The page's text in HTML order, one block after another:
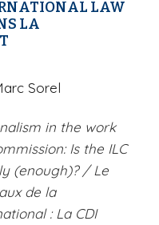
LAW
LA
Sorel
in the work
Is the ILC
(enough)? / Le
de la
: La CDI